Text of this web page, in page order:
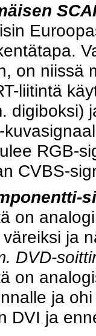
on niissä
liitintä
digiboksi)
RGB-
CVBS-
on
ja
DVD-
on
ja
DVI ja